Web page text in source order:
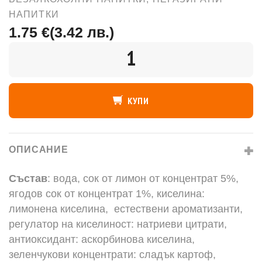
НАПИТКИ
1.75 €(3.42 лв.)
КУПИ
ОПИСАНИЕ
Състав: вода, сок от лимон от концентрат 5%,
ягодов сок от концентрат 1%, киселина:
лимонена киселина, естествени ароматизанти,
регулатор на киселиност: натриеви цитрати,
антиоксидант: аскорбинова киселина,
зеленчукови концентрати: сладък картоф,